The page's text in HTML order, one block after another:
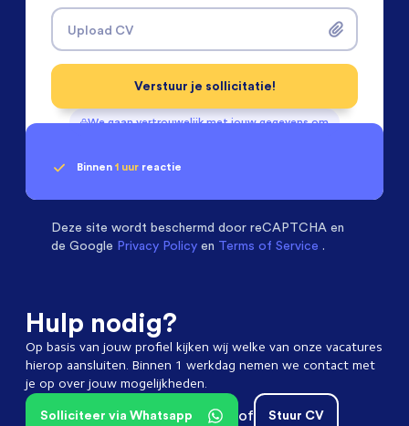
Upload CV
We gaan vertrouwelijk met jouw gegevens om
Verstuur je sollicitatie!
Binnen 1 uur reactie
Deze site wordt beschermd door reCAPTCHA en
de Google Privacy Policy en Terms of Service .
Hulp nodig?
Op basis van jouw profiel kijken wij welke van onze vacatures
hierop aansluiten. Binnen 1 werkdag nemen we contact met
je op over jouw mogelijkheden.
Stuur CV
of
Solliciteer via Whatsapp